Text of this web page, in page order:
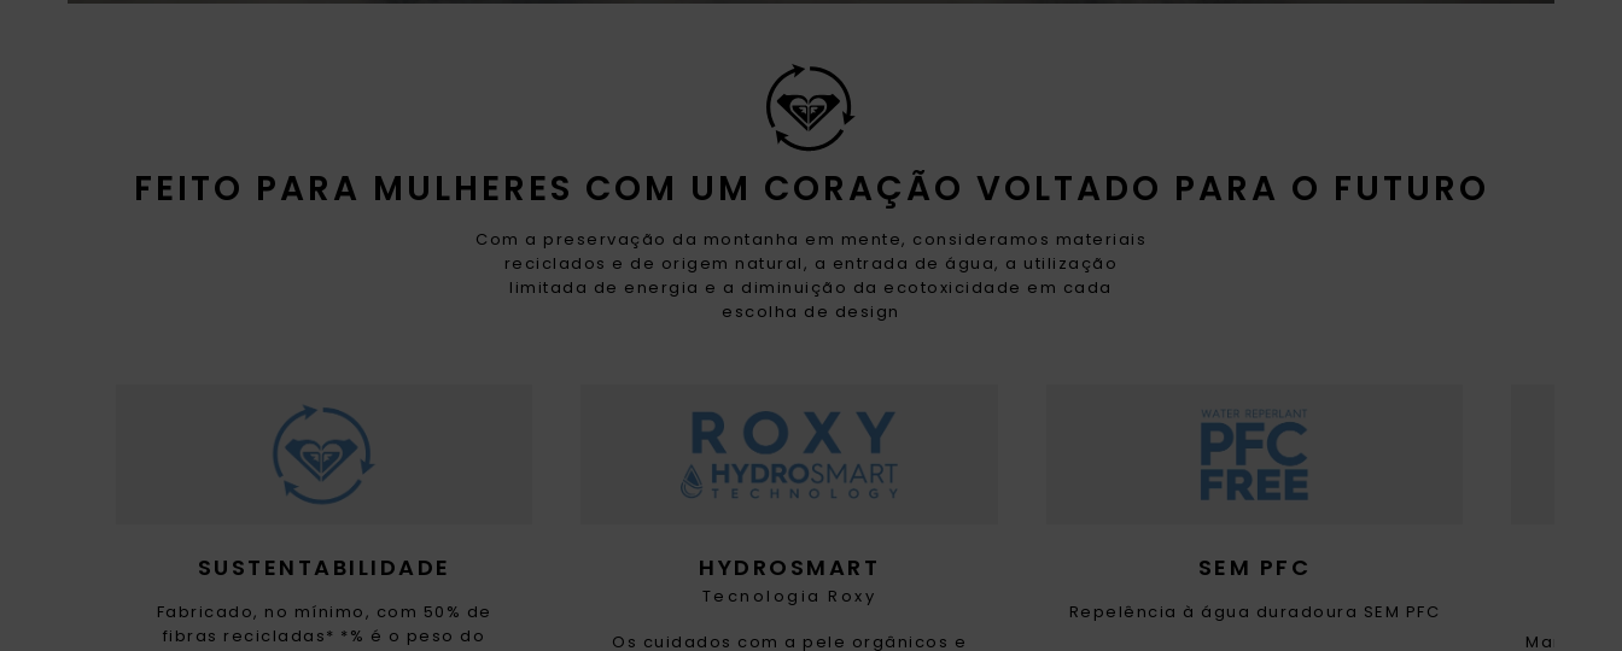
FEITO PARA MULHERES COM UM CORAÇÃO VOLTADO PARA O FUTURO
Com a preservação da montanha em mente, consideramos materiais
reciclados e de origem natural, a entrada de água, a utilização
limitada de energia e a diminuição da ecotoxicidade em cada
escolha de design
SUSTENTABILIDADE
Fabricado, no mínimo, com 50% de
fibras recicladas* *% é o peso do
HYDROSMART
Tecnologia Roxy
Os cuidados com a pele orgânicos e
SEM PFC
Repelência à água duradoura SEM PFC
Mantém